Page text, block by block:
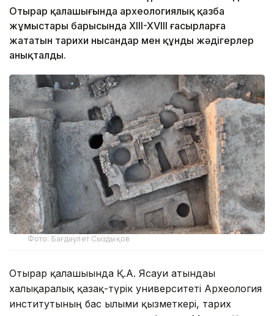
Отырар қалашығында археологиялық қазба
жұмыстары барысында XIII-XVIII ғасырларға
жататын тарихи нысандар мен құнды жәдігерлер
анықталды.
Фото: Бағдәулет Сыздықов
Отырар қалашығында Қ.А. Ясауи атындағы
халықаралық қазақ-түрік университеті Археология
институтының бас ғылыми қызметкері, тарих